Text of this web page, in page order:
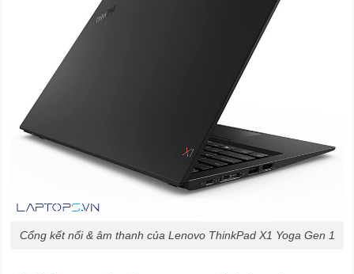
Cổng kết nối & âm thanh của Lenovo ThinkPad X1 Yoga Gen 1